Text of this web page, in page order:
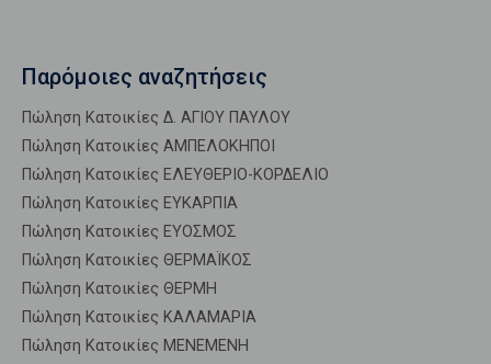
Παρόμοιες αναζητήσεις
Πώληση Κατοικίες Δ. ΑΓΙΟΥ ΠΑΥΛΟΥ
Πώληση Κατοικίες ΑΜΠΕΛΟΚΗΠΟΙ
Πώληση Κατοικίες ΕΛΕΥΘΕΡΙΟ-ΚΟΡΔΕΛΙΟ
Πώληση Κατοικίες ΕΥΚΑΡΠΙΑ
Πώληση Κατοικίες ΕΥΟΣΜΟΣ
Πώληση Κατοικίες ΘΕΡΜΑΪΚΟΣ
Πώληση Κατοικίες ΘΕΡΜΗ
Πώληση Κατοικίες ΚΑΛΑΜΑΡΙΑ
Πώληση Κατοικίες ΜΕΝΕΜΕΝΗ